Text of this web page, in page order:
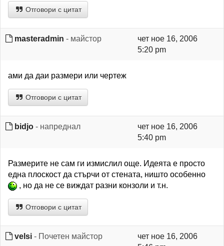
Отговори с цитат
masteradmin - майстор
чет ное 16, 2006
5:20 pm
ами да даи размери или чертеж
Отговори с цитат
bidjo - напреднал
чет ное 16, 2006
5:40 pm
Размерите не сам ги измислил още. Идеята е просто
една плоскост да стърчи от стената, ништо особенно
, но да не се виждат разни конзоли и т.н.
Отговори с цитат
velsi - Почетен майстор
чет ное 16, 2006